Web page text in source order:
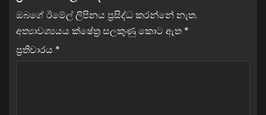
ඔබගේ ඊමේල් ලිපිනය ප්‍රසිද්ධ කරන්නේ නැත.
අත්‍යාවශ්‍යයය ක්ෂේත්‍ර සලකුණු කොට ඇත *
ප්‍රතිචාරය *